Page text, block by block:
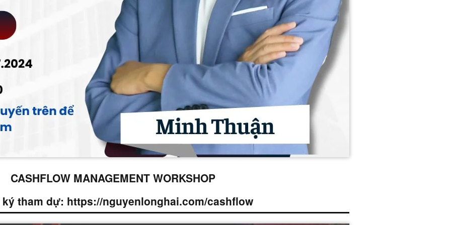
CASHFLOW MANAGEMENT WORKSHOP
tham dự: https://nguyenlonghai.com/cashflow